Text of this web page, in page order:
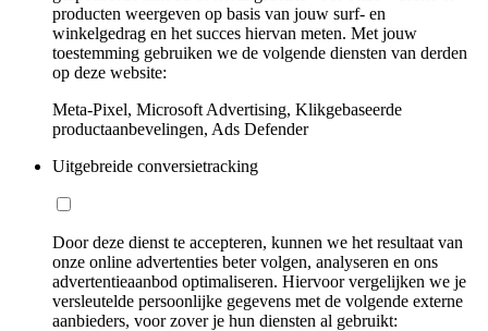
producten weergeven op basis van jouw surf- en
winkelgedrag en het succes hiervan meten. Met jouw
toestemming gebruiken we de volgende diensten van derden
op deze website:
Meta-Pixel, Microsoft Advertising, Klikgebaseerde
productaanbevelingen, Ads Defender
Uitgebreide conversietracking
Door deze dienst te accepteren, kunnen we het resultaat van
onze online advertenties beter volgen, analyseren en ons
advertentieaanbod optimaliseren. Hiervoor vergelijken we je
versleutelde persoonlijke gegevens met de volgende externe
aanbieders, voor zover je hun diensten al gebruikt: